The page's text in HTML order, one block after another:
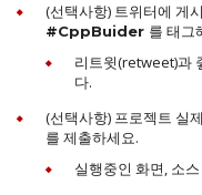
(선택사항) 트위터에 게
#CppBuider 를 태그
리트윗(retweet)과
다.
(선택사항) 프로젝트 실
를 제출하세요.
실행중인 화면, 소